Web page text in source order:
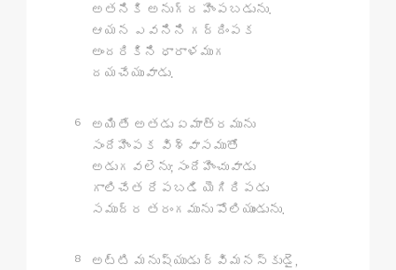
అతనికి అనుగ్ర హింపబడును.
ఆయన ఎవనిని గద్దింపక
అందరికిని ధారాళముగ
దయచేయువాడు.
6
అయితే అతడు ఏమాత్రమును
సందేహింపక విశ్వాసముతో
అడుగవలెను; సందేహించువాడు
గాలిచేత రేపబడి యెగిరిపడు
సముద్ర తరంగమును పోలియుండును.
8
అట్టి మనుష్యుడు ద్విమనస్కుడై,